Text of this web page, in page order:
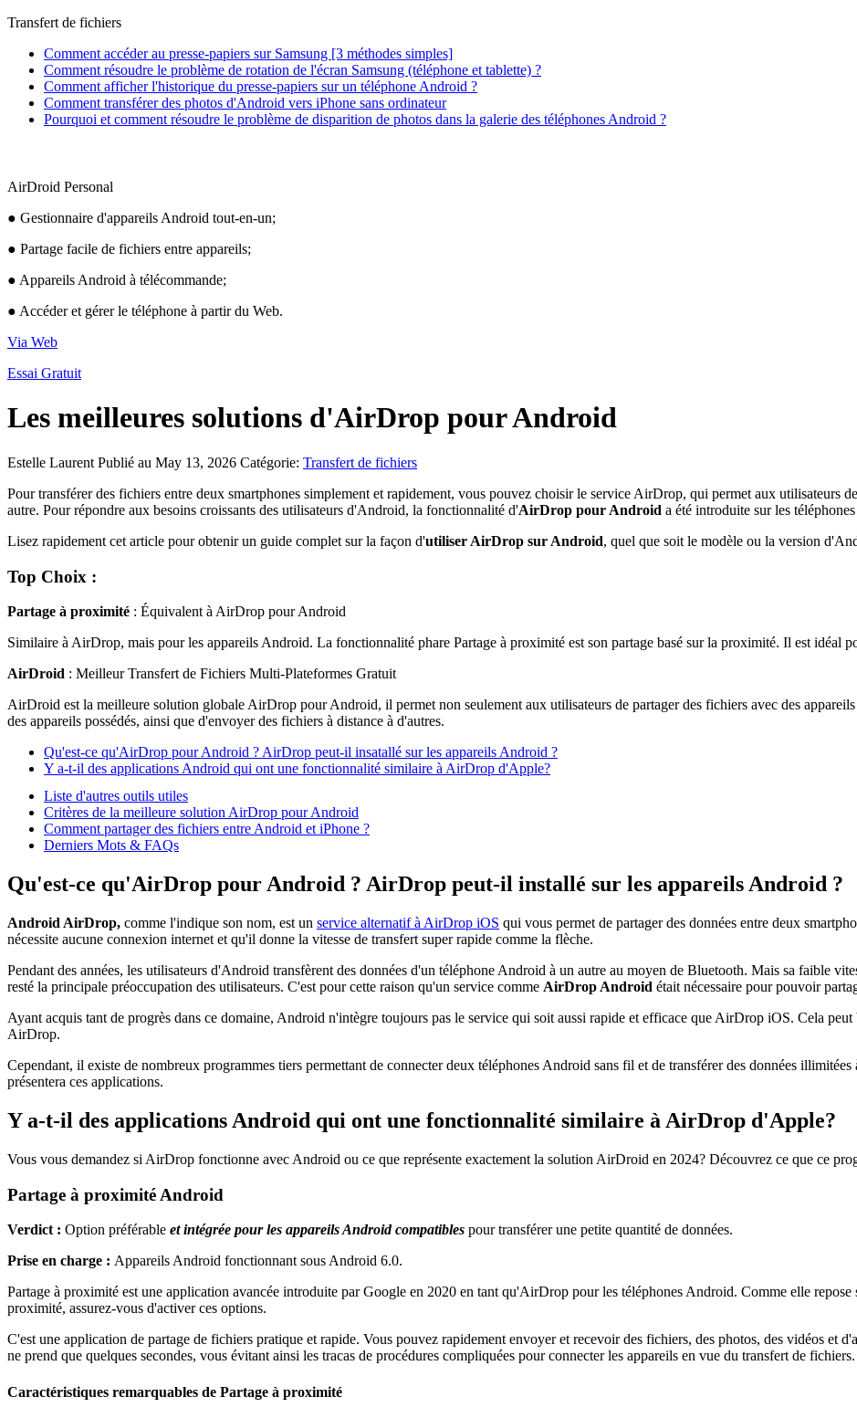
Transfert de fichiers
Comment accéder au presse-papiers sur Samsung [3 méthodes simples]
Comment résoudre le problème de rotation de l'écran Samsung (téléphone et tablette) ?
Comment afficher l'historique du presse-papiers sur un téléphone Android ?
Comment transférer des photos d'Android vers iPhone sans ordinateur
Pourquoi et comment résoudre le problème de disparition de photos dans la galerie des téléphones Android ?
AirDroid Personal
● Gestionnaire d'appareils Android tout-en-un;
● Partage facile de fichiers entre appareils;
● Appareils Android à télécommande;
● Accéder et gérer le téléphone à partir du Web.
Via Web
Essai Gratuit
Les meilleures solutions d'AirDrop pour Android
Estelle Laurent Publié au May 13, 2026 Catégorie: Transfert de fichiers
Pour transférer des fichiers entre deux smartphones simplement et rapidement, vous pouvez choisir le service AirDrop, qui permet aux utilisateurs
autre. Pour répondre aux besoins croissants des utilisateurs d'Android, la fonctionnalité d'AirDrop pour Android a été introduite sur les
Lisez rapidement cet article pour obtenir un guide complet sur la façon d'utiliser AirDrop sur Android, quel que soit le modèle ou la version
Top Choix :
Partage à proximité : Équivalent à AirDrop pour Android
Similaire à AirDrop, mais pour les appareils Android. La fonctionnalité phare Partage à proximité est son partage basé sur la proximité. Il est idéal
AirDroid : Meilleur Transfert de Fichiers Multi-Plateformes Gratuit
AirDroid est la meilleure solution globale AirDrop pour Android, il permet non seulement aux utilisateurs de partager des fichiers avec des
des appareils possédés, ainsi que d'envoyer des fichiers à distance à d'autres.
Qu'est-ce qu'AirDrop pour Android ? AirDrop peut-il insatallé sur les appareils Android ?
Y a-t-il des applications Android qui ont une fonctionnalité similaire à AirDrop d'Apple?
Liste d'autres outils utiles
Critères de la meilleure solution AirDrop pour Android
Comment partager des fichiers entre Android et iPhone ?
Derniers Mots & FAQs
Qu'est-ce qu'AirDrop pour Android ? AirDrop peut-il installé sur les appareils Android ?
Android AirDrop, comme l'indique son nom, est un service alternatif à AirDrop iOS qui vous permet de partager des données entre deux
nécessite aucune connexion internet et qu'il donne la vitesse de transfert super rapide comme la flèche.
Pendant des années, les utilisateurs d'Android transfèrent des données d'un téléphone Android à un autre au moyen de Bluetooth. Mais sa faible
resté la principale préoccupation des utilisateurs. C'est pour cette raison qu'un service comme AirDrop Android était nécessaire pour pouvoir
Ayant acquis tant de progrès dans ce domaine, Android n'intègre toujours pas le service qui soit aussi rapide et efficace que AirDrop iOS. Cela
AirDrop.
Cependant, il existe de nombreux programmes tiers permettant de connecter deux téléphones Android sans fil et de transférer des données
présentera ces applications.
Y a-t-il des applications Android qui ont une fonctionnalité similaire à AirDrop d'Apple?
Vous vous demandez si AirDrop fonctionne avec Android ou ce que représente exactement la solution AirDroid en 2024? Découvrez ce que ce
Partage à proximité Android
Verdict : Option préférable et intégrée pour les appareils Android compatibles pour transférer une petite quantité de données.
Prise en charge : Appareils Android fonctionnant sous Android 6.0.
Partage à proximité est une application avancée introduite par Google en 2020 en tant qu'AirDrop pour les téléphones Android. Comme elle
proximité, assurez-vous d'activer ces options.
C'est une application de partage de fichiers pratique et rapide. Vous pouvez rapidement envoyer et recevoir des fichiers, des photos, des vidéos et
ne prend que quelques secondes, vous évitant ainsi les tracas de procédures compliquées pour connecter les appareils en vue du transfert de fichiers.
Caractéristiques remarquables de Partage à proximité